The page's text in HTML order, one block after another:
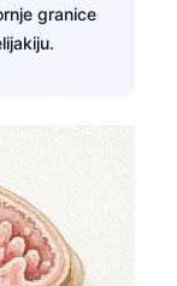
granice